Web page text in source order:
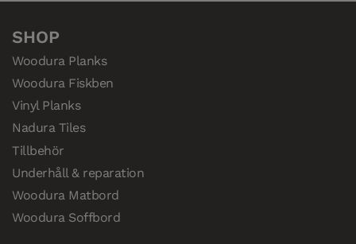
SHOP
Woodura Planks
Woodura Fiskben
Vinyl Planks
Nadura Tiles
Tillbehör
Underhåll & reparation
Woodura Matbord
Woodura Soffbord